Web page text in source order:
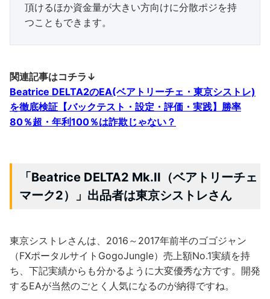
頂けるほか資金量が大きい方向けに分散ポジを持
つこともできます。
関連記事はコチラ↓
Beatrice DELTA2のEA(ベアトリーチェ・東京シストレ)
を徹底検証【バックテスト・設定・評価・実践】勝率
80％超・年利100％は詐欺じゃない？
「Beatrice DELTA2 Mk.II（ベアトリーチェ
マーク2）」出品者は東京シストレさん
東京シストレさんは、2016～2017年前半のゴゴジャン
（FXポータルサイトGogoJungle）売上額No.1実績を持
ち、下記実績からも分かるように大変優秀な方です。開発
するEAが当然のごとく人気になるのが納得ですね。